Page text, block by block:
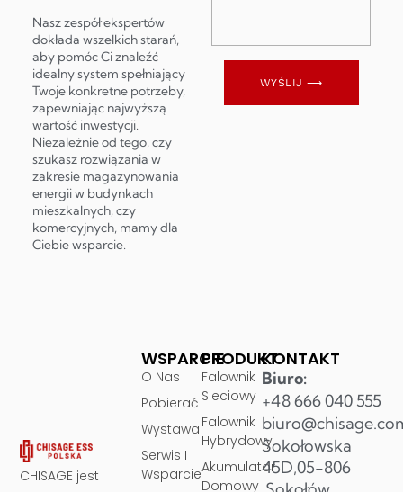
Nasz zespół ekspertów
dokłada wszelkich starań,
aby pomóc Ci znaleźć
idealny system spełniający
Twoje konkretne potrzeby,
zapewniając najwyższą
wartość inwestycji.
Niezależnie od tego, czy
szukasz rozwiązania w
zakresie magazynowania
energii w budynkach
mieszkalnych, czy
komercyjnych, mamy dla
Ciebie wsparcie.
WYŚLIJ ⟶
CHISAGE jest
PRODUKT
Falownik
Sieciowy
Falownik
Hybrydowy
Akumulator
Domowy
WSPARCIE
O Nas
Pobierać
Wystawa
Serwis I
Wsparcie
KONTAKT
Biuro:
+48 666 040 555
Sokołowska
45D,05-806